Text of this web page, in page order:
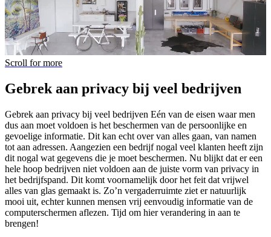
Scroll for more
Gebrek aan privacy bij veel bedrijven
Gebrek aan privacy bij veel bedrijven Eén van de eisen waar men
dus aan moet voldoen is het beschermen van de persoonlijke en
gevoelige informatie. Dit kan echt over van alles gaan, van namen
tot aan adressen. Aangezien een bedrijf nogal veel klanten heeft zijn
dit nogal wat gegevens die je moet beschermen. Nu blijkt dat er een
hele hoop bedrijven niet voldoen aan de juiste vorm van privacy in
het bedrijfspand. Dit komt voornamelijk door het feit dat vrijwel
alles van glas gemaakt is. Zo’n vergaderruimte ziet er natuurlijk
mooi uit, echter kunnen mensen vrij eenvoudig informatie van de
computerschermen aflezen. Tijd om hier verandering in aan te
brengen!